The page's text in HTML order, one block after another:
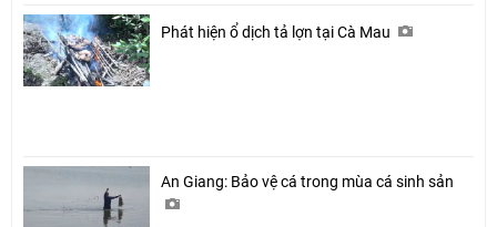
Phát hiện ổ dịch tả lợn tại Cà Mau
An Giang: Bảo vệ cá trong mùa cá sinh sản